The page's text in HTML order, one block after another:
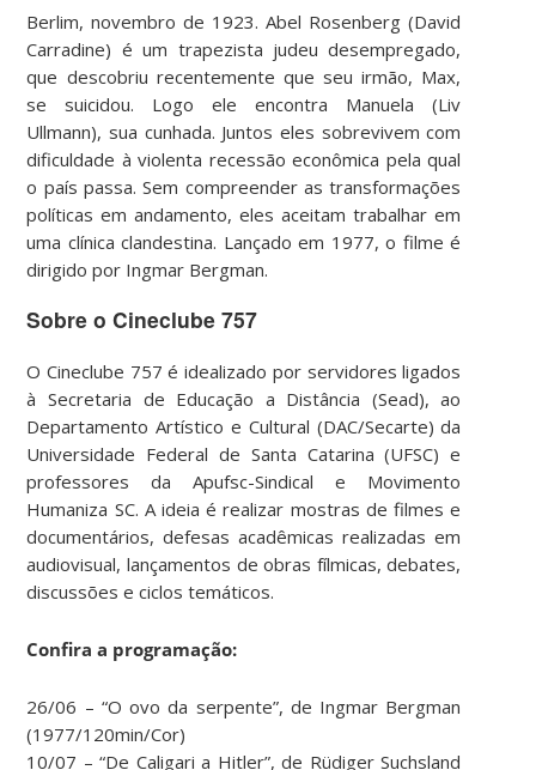
Berlim, novembro de 1923. Abel Rosenberg (David
Carradine) é um trapezista judeu desempregado,
que descobriu recentemente que seu irmão, Max,
se suicidou. Logo ele encontra Manuela (Liv
Ullmann), sua cunhada. Juntos eles sobrevivem com
dificuldade à violenta recessão econômica pela qual
o país passa. Sem compreender as transformações
políticas em andamento, eles aceitam trabalhar em
uma clínica clandestina. Lançado em 1977, o filme é
dirigido por Ingmar Bergman.
Sobre o Cineclube 757
O Cineclube 757 é idealizado por servidores ligados
à Secretaria de Educação a Distância (Sead), ao
Departamento Artístico e Cultural (DAC/Secarte) da
Universidade Federal de Santa Catarina (UFSC) e
professores da Apufsc-Sindical e Movimento
Humaniza SC. A ideia é realizar mostras de filmes e
documentários, defesas acadêmicas realizadas em
audiovisual, lançamentos de obras fílmicas, debates,
discussões e ciclos temáticos.
Confira a programação:
26/06 – “O ovo da serpente”, de Ingmar Bergman
(1977/120min/Cor)
10/07 – “De Caligari a Hitler”, de Rüdiger Suchsland